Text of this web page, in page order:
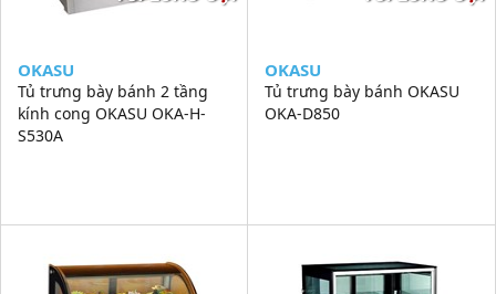
OKASU
Tủ trưng bày bánh 2 tầng
kính cong OKASU OKA-H-
S530A
OKASU
Tủ trưng bày bánh OKASU
OKA-D850